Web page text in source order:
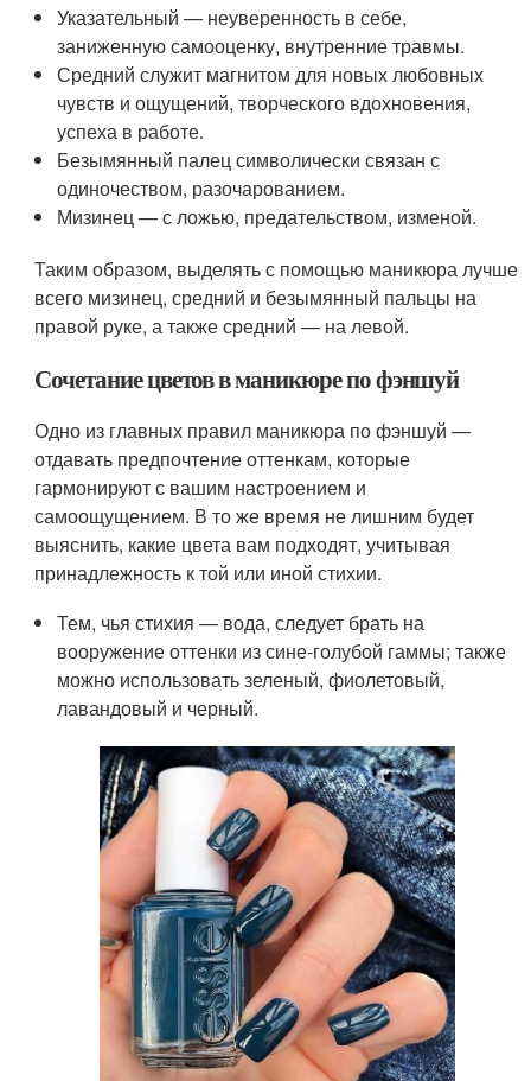
Указательный — неуверенность в себе,
заниженную самооценку, внутренние травмы.
Средний служит магнитом для новых любовных
чувств и ощущений, творческого вдохновения,
успеха в работе.
Безымянный палец символически связан с
одиночеством, разочарованием.
Мизинец — с ложью, предательством, изменой.
Таким образом, выделять с помощью маникюра лучше
всего мизинец, средний и безымянный пальцы на
правой руке, а также средний — на левой.
Сочетание цветов в маникюре по фэншуй
Одно из главных правил маникюра по фэншуй —
отдавать предпочтение оттенкам, которые
гармонируют с вашим настроением и
самоощущением. В то же время не лишним будет
выяснить, какие цвета вам подходят, учитывая
принадлежность к той или иной стихии.
Тем, чья стихия — вода, следует брать на
вооружение оттенки из сине-голубой гаммы; также
можно использовать зеленый, фиолетовый,
лавандовый и черный.